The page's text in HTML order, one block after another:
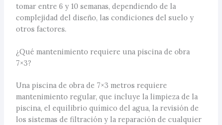
tomar entre 6 y 10 semanas, dependiendo de la
complejidad del diseño, las condiciones del suelo y
otros factores.
¿Qué mantenimiento requiere una piscina de obra
7×3?
Una piscina de obra de 7×3 metros requiere
mantenimiento regular, que incluye la limpieza de la
piscina, el equilibrio químico del agua, la revisión de
los sistemas de filtración y la reparación de cualquier